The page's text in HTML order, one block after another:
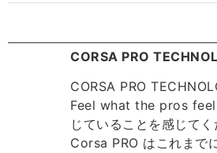
CORSA PRO
CORSA PRO
Feel what the pros feel
じていることを感じてく
Corsa PRO はこれまで